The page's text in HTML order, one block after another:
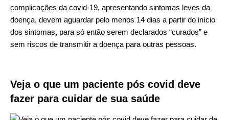
complicações da covid-19, apresentando sintomas leves da
doença, devem aguardar pelo menos 14 dias a partir do início
dos sintomas, para só então serem declarados “curados” e
sem riscos de transmitir a doença para outras pessoas.
Veja o que um paciente pós covid deve
fazer para cuidar de sua saúde